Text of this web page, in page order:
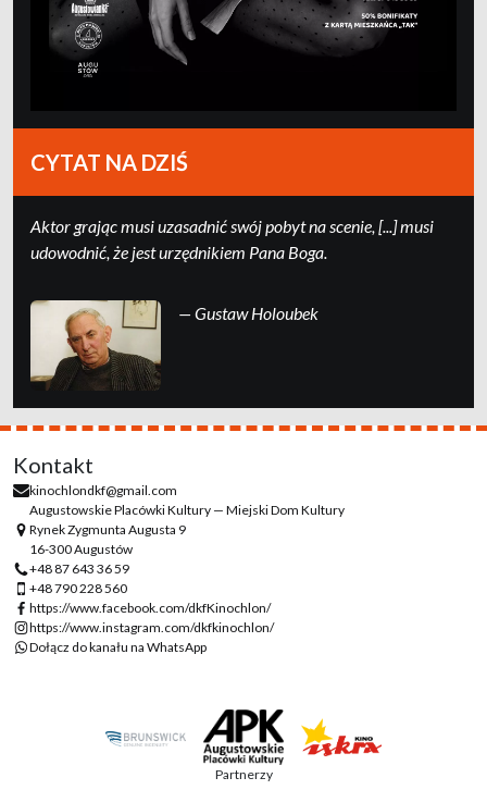
CYTAT NA DZIŚ
Ak­tor grając mu­si uza­sad­nić swój po­byt na sce­nie, [...] mu­si
udo­wod­nić, że jest urzędni­kiem Pa­na Boga.
— Gustaw Holoubek
Kontakt
kinochlondkf@gmail.com
Augustowskie Placówki Kultury — Miejski Dom Kultury
Rynek Zygmunta Augusta 9
16-300 Augustów
+48 87 643 36 59
+48 790 228 560
https://www.facebook.com/dkfKinochlon/
https://www.instagram.com/dkfkinochlon/
Dołącz do kanału na WhatsApp
Partnerzy